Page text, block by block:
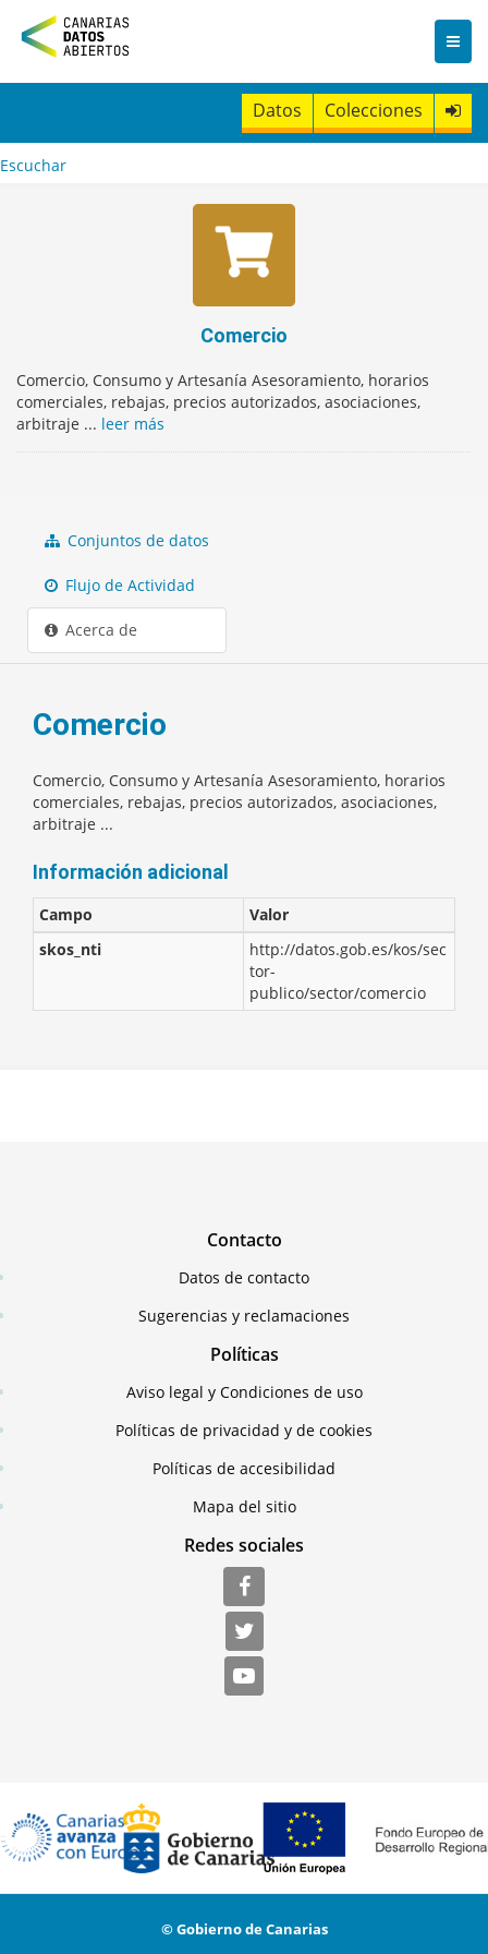
n
t
Datos Colecciones
Escuchar
Comercio
Comercio, Consumo y Artesanía Asesoramiento, horarios
comerciales, rebajas, precios autorizados, asociaciones,
arbitraje ... leer más
Conjuntos de datos
Flujo de Actividad
Acerca de
Comercio
Comercio, Consumo y Artesanía Asesoramiento, horarios
comerciales, rebajas, precios autorizados, asociaciones,
arbitraje ...
Información adicional
Campo
Valor
skos_nti
http://datos.gob.es/kos/sec
tor-
publico/sector/comercio
Contacto
Datos de contacto
Sugerencias y reclamaciones
Políticas
Aviso legal y Condiciones de uso
Políticas de privacidad y de cookies
Políticas de accesibilidad
Mapa del sitio
Redes sociales
© Gobierno de Canarias